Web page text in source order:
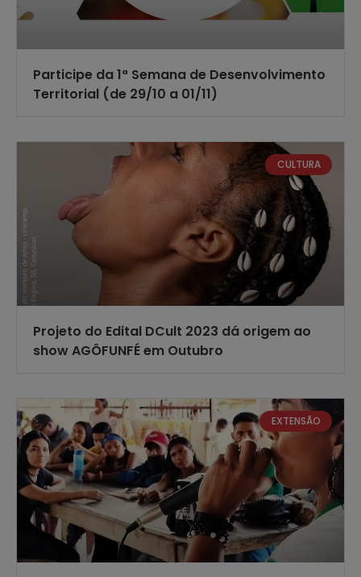
Participe da 1ª Semana de Desenvolvimento
Territorial (de 29/10 a 01/11)
CULTURA
Projeto do Edital DCult 2023 dá origem ao
show AGÔFUNFÉ em Outubro
EXTENSÃO